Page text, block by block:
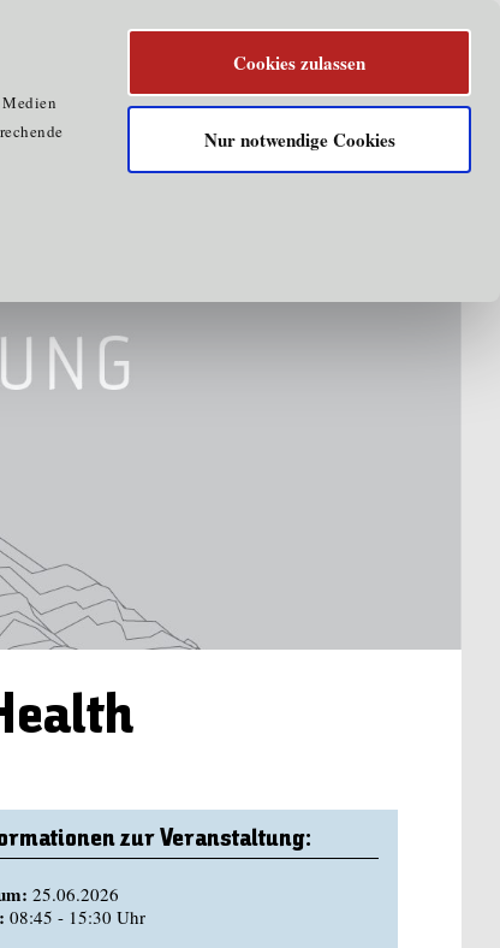
Cookies zulassen
Nur notwendige Cookies
zur Veranstaltung:
25.06.2026
08:45 - 15:30 Uhr